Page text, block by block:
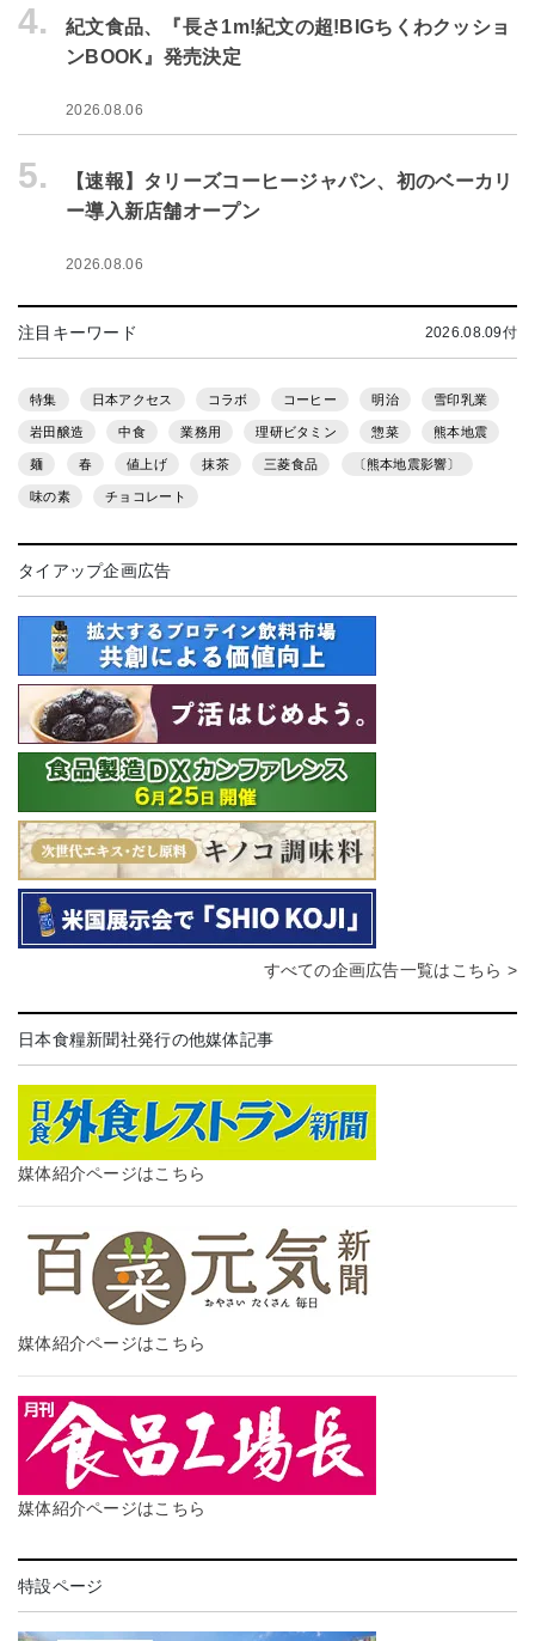
4.
紀文食品、『長さ1m!紀文の超!BIGちくわクッショ
ンBOOK』発売決定
2026.08.06
5.
【速報】タリーズコーヒージャパン、初のベーカリ
ー導入新店舗オープン
2026.08.06
注目キーワード 2026.08.09付
特集 日本アクセス コラボ コーヒー 明治 雪印乳業
岩田醸造 中食 業務用 理研ビタミン 惣菜 熊本地震
麺 春 値上げ 抹茶 三菱食品 〔熊本地震影響〕
味の素 チョコレート
タイアップ企画広告
すべての企画広告一覧はこちら >
日本食糧新聞社発行の他媒体記事
媒体紹介ページはこちら
媒体紹介ページはこちら
媒体紹介ページはこちら
特設ページ